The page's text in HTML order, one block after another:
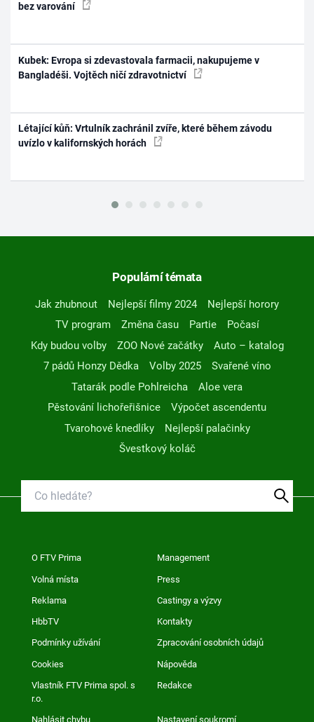
bez varování
Kubek: Evropa si zdevastovala farmacii, nakupujeme v
Bangladéši. Vojtěch ničí zdravotnictví
Létající kůň: Vrtulník zachránil zvíře, které během závodu
uvízlo v kalifornských horách
Populární témata
Jak zhubnout Nejlepší filmy 2024
Nejlepší horory
TV program
Změna času Partie
Počasí
Kdy budou volby
ZOO Nové začátky
Auto – katalog
7 pádů Honzy Dědka
Volby 2025
Svařené víno
Tatarák podle Pohlreicha
Aloe vera
Pěstování lichořeřišnice
Výpočet ascendentu
Tvarohové knedlíky
Nejlepší palačinky
Švestkový koláč
O FTV Prima Management
Volná místa Press
Reklama Castingy a výzvy
HbbTV Kontakty
Podmínky užívání Zpracování osobních údajů
Cookies Nápověda
Vlastník FTV Prima spol. s
r.o.
Redakce
Nahlásit chybu Nastavení soukromí